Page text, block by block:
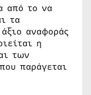
από το να
τα
αναφοράς
η
των
παράγεται